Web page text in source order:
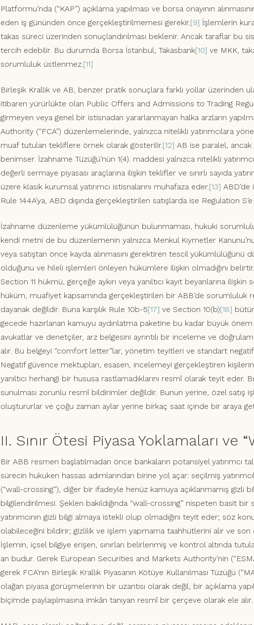
Platformu’nda (“KAP”) açıklama yapılması ve borsa onayının
eden iş gününden önce gerçekleştirilmemesi gerekir.[9] İşlemlerin
takas süreci üzerinden sonuçlandırılması beklenir. Ancak taraflar bu
tercih edebilir. Bu durumda Borsa İstanbul, Takasbank[10] ve MKK,
sorumluluk üstlenmez. [11]
Birleşik Krallık ve AB, benzer pratik sonuçlara farklı yollar üzerinden
itibaren yürürlükte olan Public Offers and Admissions to Trading
girmeyen veya genel bir istisnadan yararlanmayan halka arzların
Authority (“FCA”) düzenlemelerinde, yalnızca nitelikli yatırımcılara
muaf tutulan tekliflere örnek olarak gösterilir.[12] AB ise paralel, ancak
benimser. İzahname Tüzüğü’nün 1(4). maddesi yalnızca nitelikli
değerli sermaye piyasası araçlarına ilişkin teklifler ve sınırlı sayıda
üzere klasik kurumsal yatırımcı istisnalarını muhafaza eder.[13] ABD’de
Rule 144A’ya, ABD dışında gerçekleştirilen satışlarda ise Regulation
İzahname düzenleme yükümlülüğünün bulunmaması, hukuki
kendi metni de bu düzenlemenin yalnızca Menkul Kıymetler
veya satıştan önce kayda alınmasını gerektiren tescil yükümlülüğünü
olduğunu ve hileli işlemleri önleyen hükümlere ilişkin olmadığını belirtir.
Section 11 hükmü, gerçeğe aykırı veya yanıltıcı kayıt beyanlarına
hüküm, muafiyet kapsamında gerçekleştirilen bir ABB’de sorumluluk
dayanak değildir. Buna karşılık Rule 10b-5[17] ve Section 10(b)[18]
gecede hazırlanan kamuyu aydınlatma paketine bu kadar büyük
avukatlar ve denetçiler, arz belgesini ayrıntılı bir inceleme ve
alır. Bu belgeyi “comfort letter”lar, yönetim teyitleri ve standart
Negatif güvence mektupları, esasen, incelemeyi gerçekleştiren
yanıltıcı herhangi bir hususa rastlamadıklarını resmî olarak teyit eder.
sunulması zorunlu resmî bildirimler değildir. Bunun yerine, özel satış
oluştururlar ve çoğu zaman aylar yerine birkaç saat içinde bir araya
II. Sınır Ötesi Piyasa Yoklamaları ve
Bir ABB resmen başlatılmadan önce bankaların potansiyel yatırımcı
sürecin hukuken hassas adımlarından birine yol açar: seçilmiş
(“wall-crossing”), diğer bir ifadeyle henüz kamuya açıklanmamış gizli
bilgilendirilmesi. Şeklen bakıldığında “wall-crossing” nispeten basit bir
yatırımcının gizli bilgi almaya istekli olup olmadığını teyit eder; söz
olabileceğini bildirir; gizlilik ve işlem yapmama taahhütlerini alır ve son
İşlemin, içsel bilgiye erişen, sınırları belirlenmiş ve kontrol altında
an budur. Gerek European Securities and Markets Authority’nin
gerek FCA’nın Birleşik Krallık Piyasanın Kötüye Kullanılması Tüzüğü
olağan piyasa görüşmelerinin bir uzantısı olarak değil, bir açıklama
biçimde paylaşılmasına imkân tanıyan resmî bir çerçeve olarak ele alır.